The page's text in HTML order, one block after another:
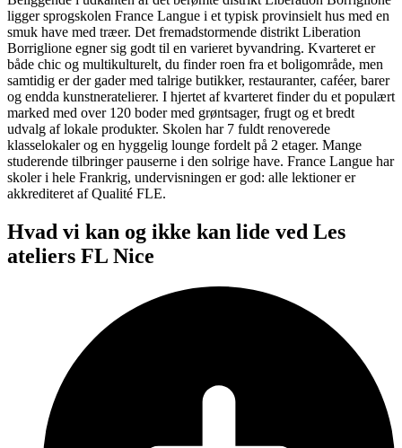
ligger sprogskolen France Langue i et typisk provinsielt hus med en
smuk have med træer. Det fremadstormende distrikt Liberation
Borriglione egner sig godt til en varieret byvandring. Kvarteret er
både chic og multikulturelt, du finder roen fra et boligområde, men
samtidig er der gader med talrige butikker, restauranter, caféer, barer
og endda kunstneratelierer. I hjertet af kvarteret finder du et populært
marked med over 120 boder med grøntsager, frugt og et bredt
udvalg af lokale produkter. Skolen har 7 fuldt renoverede
klasselokaler og en hyggelig lounge fordelt på 2 etager. Mange
studerende tilbringer pauserne i den solrige have. France Langue har
skoler i hele Frankrig, undervisningen er god: alle lektioner er
akkrediteret af Qualité FLE.
Hvad vi kan og ikke kan lide ved Les
ateliers FL Nice